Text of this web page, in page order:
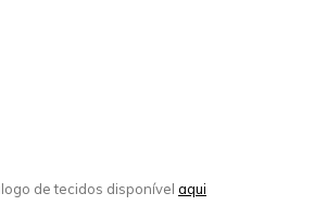
de tecidos disponível aqui